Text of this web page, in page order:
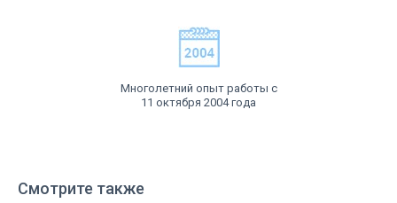
Многолетний опыт работы с
11 октября 2004 года
Смотрите также